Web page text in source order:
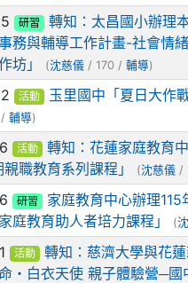
研習
轉知：太昌國小辦理
務與輔導工作計畫-社會情
坊」
(沈慈儀 / 170 / 輔導)
活動 玉里國中「夏日大作
輔導)
活動
轉知：花蓮家庭教育
職教育系列課程」
(沈慈儀 /
研習
家庭教育中心辦理115
庭教育助人者培力課程」
(
活動
轉知：慈濟大學與花
・白衣天使 親子體驗營─國